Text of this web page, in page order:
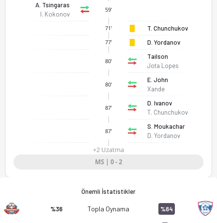
Montana - FK Spartak 1918 Varna 0-2 bitti. Gol anları,
A. Tsingaras
I. Kokonov
59'
71' T. Chunchukov
77' D. Yordanov
80'
Tailson
Jota Lopes
80'
E. John
Xande
87'
D. Ivanov
T. Chunchukov
87'
S. Moukachar
D. Yordanov
+2 Uzatma
MS | 0 - 2
Önemli İstatistikler
%36 Topla Oynama %64